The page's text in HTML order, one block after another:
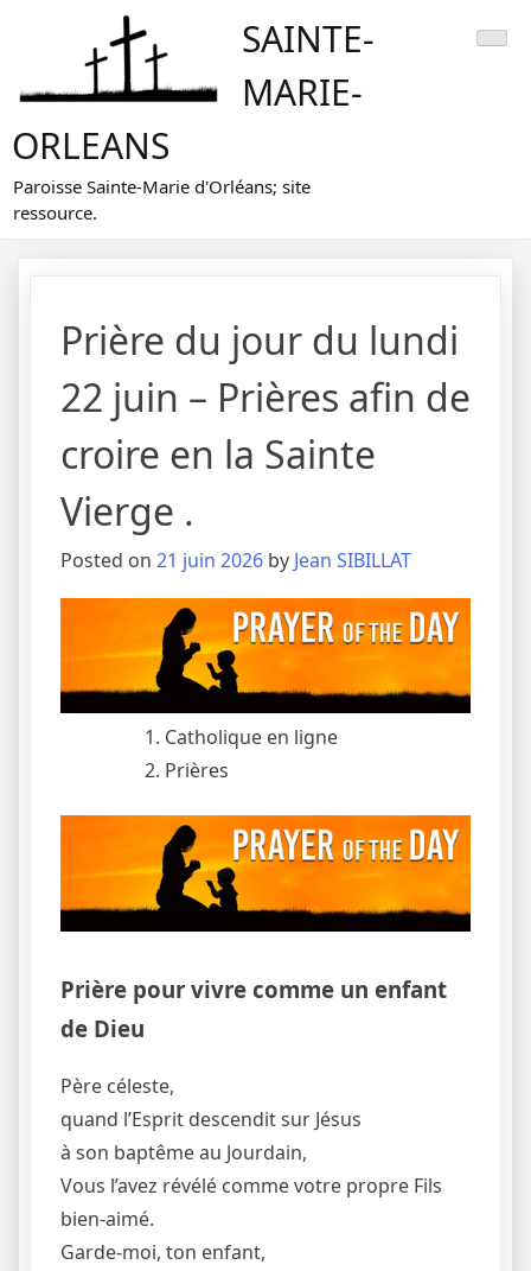
SAINTE-
MARIE-
ORLEANS
Paroisse Sainte-Marie d'Orléans; site
ressource.
Prière du jour du lundi
22 juin – Prières afin de
croire en la Sainte
Vierge .
Posted on 21 juin 2026 by Jean SIBILLAT
Catholique en ligne
Prières
Prière pour vivre comme un enfant
de Dieu
Père céleste,
quand l’Esprit descendit sur Jésus
à son baptême au Jourdain,
Vous l’avez révélé comme votre propre Fils
bien-aimé.
Garde-moi, ton enfant,